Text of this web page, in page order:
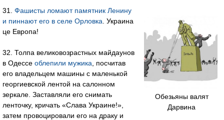
Обезьяны валят
Дарвина
31. Фашисты ломают памятник Ленину
и пиннают его в селе Орловка . Украина
це Европа!
32. Толпа великовозрастных майдаунов
в Одессе облепили мужика , посчитав
его владельцем машины с маленькой
георгиевской лентой на салонном
зеркале. Заставляли его снимать
ленточку, кричать «Слава Украине!»,
затем провоцировали его на драку и